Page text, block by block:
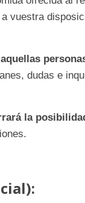
vuestra
dudas e
la